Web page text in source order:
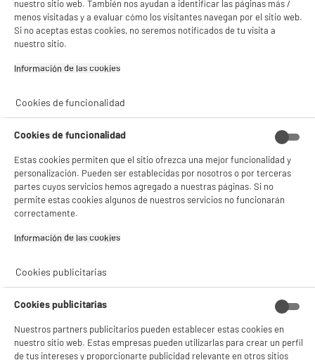
registrada
Dirección de envio
1 ROUTE DE VENDEVILLE
correo electrónico
Código del artículo
nuestro sitio web. También nos ayudan a identificar las páginas más /
menos visitadas y a evaluar cómo los visitantes navegan por el sitio web.
Si no aceptas estas cookies, no seremos notificados de tu visita a
nuestro sitio.
Información de las cookies‎
Cookies de funcionalidad
Cookies de funcionalidad
Estas cookies permiten que el sitio ofrezca una mejor funcionalidad y
personalización. Pueden ser establecidas por nosotros o por terceras
partes cuyos servicios hemos agregado a nuestras páginas. Si no
permite estas cookies algunos de nuestros servicios no funcionarán
correctamente.
Información de las cookies‎
Cookies publicitarias
Cookies publicitarias
Nuestros partners publicitarios pueden establecer estas cookies en
nuestro sitio web. Estas empresas pueden utilizarlas para crear un perfil
de tus intereses y proporcionarte publicidad relevante en otros sitios